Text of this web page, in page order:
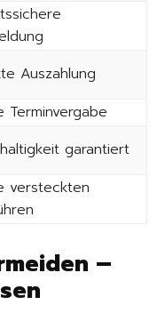
Auszahlung
Terminvergabe
garantiert
versteckten
–